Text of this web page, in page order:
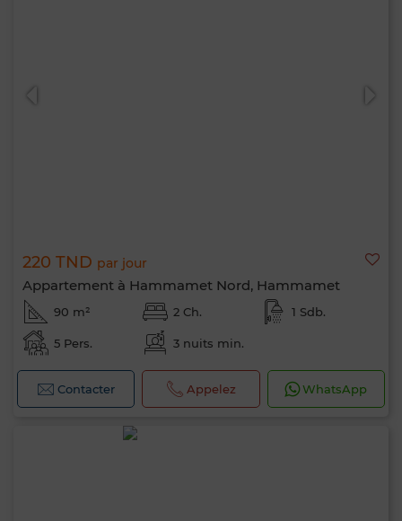
220 TND par jour
Appartement à Hammamet Nord, Hammamet
90 m² 2 Ch. 1 Sdb.
5 Pers. 3 nuits min.
Contacter Appelez WhatsApp